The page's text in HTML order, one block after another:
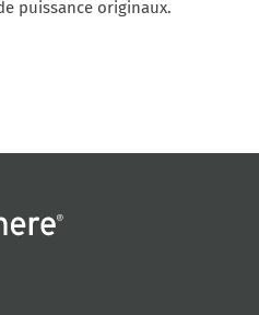
puissance originaux.